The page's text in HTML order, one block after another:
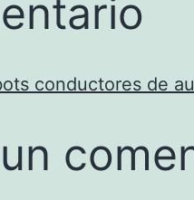
conductores de